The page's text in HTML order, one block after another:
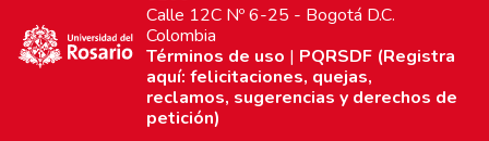
Calle 12C Nº 6-25 - Bogotá D.C.
Colombia
Términos de uso | PQRSDF (Registra
aquí: felicitaciones, quejas,
reclamos, sugerencias y derechos de
petición)